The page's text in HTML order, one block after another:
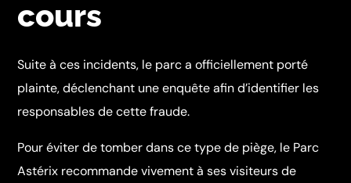
cours
Suite à ces incidents, le parc a officiellement porté
plainte, déclenchant une enquête afin d’identifier les
responsables de cette fraude.
Pour éviter de tomber dans ce type de piège, le Parc
Astérix recommande vivement à ses visiteurs de